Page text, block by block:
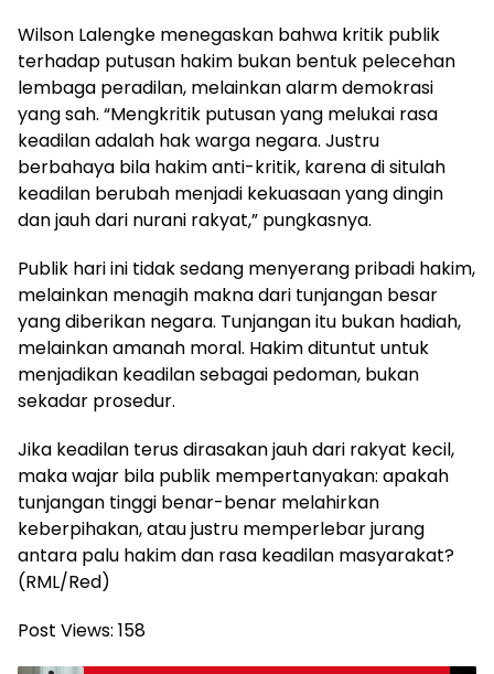
Wilson Lalengke menegaskan bahwa kritik publik
terhadap putusan hakim bukan bentuk pelecehan
lembaga peradilan, melainkan alarm demokrasi
yang sah. “Mengkritik putusan yang melukai rasa
keadilan adalah hak warga negara. Justru
berbahaya bila hakim anti-kritik, karena di situlah
keadilan berubah menjadi kekuasaan yang dingin
dan jauh dari nurani rakyat,” pungkasnya.
Publik hari ini tidak sedang menyerang pribadi hakim,
melainkan menagih makna dari tunjangan besar
yang diberikan negara. Tunjangan itu bukan hadiah,
melainkan amanah moral. Hakim dituntut untuk
menjadikan keadilan sebagai pedoman, bukan
sekadar prosedur.
Jika keadilan terus dirasakan jauh dari rakyat kecil,
maka wajar bila publik mempertanyakan: apakah
tunjangan tinggi benar-benar melahirkan
keberpihakan, atau justru memperlebar jurang
antara palu hakim dan rasa keadilan masyarakat?
(RML/Red)
Post Views: 158